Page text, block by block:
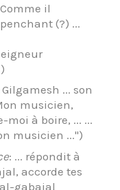
il
(?) ...
Gilgamesh ... son
musicien,
moi à boire, ... ...
musicien ...")
: ... répondit à
accorde tes
gabajal